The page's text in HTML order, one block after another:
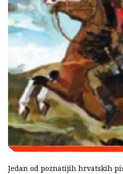
Jedan od poznatijih hrvatskih